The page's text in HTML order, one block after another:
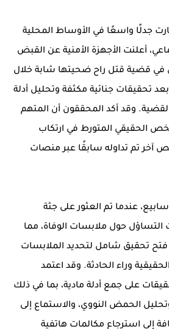
جدلًا واسعًا في الأوساط المحلية
أعلنت الأجهزة الأمنية عن القبض
في قضية قتل راح ضحيتها شابة خلال
تحقيقات جنائية مكثفة وتحليل أدلة
وقد أكد المحققون أن المتهم
الحقيقي المتورط في ارتكاب
آخر تم تداوله سابقًا عبر منصات
عندما تم العثور على جثة
حول ملابسات الوفاة، مما
فتح تحقيق شامل لتحديد الملابسات
وراء الحادثة. وقد اعتمد
على جمع أدلة مادية، بما في ذلك
الحمض النووي، والاستماع إلى
إلى استرجاع مكالمات هاتفية